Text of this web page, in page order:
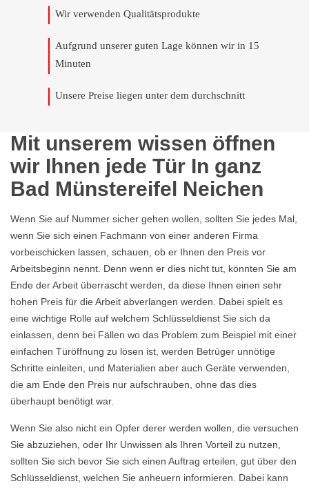
Wir verwenden Qualitätsprodukte
Aufgrund unserer guten Lage können wir in 15
Minuten
Unsere Preise liegen unter dem durchschnitt
Mit unserem wissen öffnen
wir Ihnen jede Tür In ganz
Bad Münstereifel Neichen
Wenn Sie auf Nummer sicher gehen wollen, sollten Sie jedes Mal,
wenn Sie sich einen Fachmann von einer anderen Firma
vorbeischicken lassen, schauen, ob er Ihnen den Preis vor
Arbeitsbeginn nennt. Denn wenn er dies nicht tut, könnten Sie am
Ende der Arbeit überrascht werden, da diese Ihnen einen sehr
hohen Preis für die Arbeit abverlangen werden. Dabei spielt es
eine wichtige Rolle auf welchem Schlüsseldienst Sie sich da
einlassen, denn bei Fällen wo das Problem zum Beispiel mit einer
einfachen Türöffnung zu lösen ist, werden Betrüger unnötige
Schritte einleiten, und Materialien aber auch Geräte verwenden,
die am Ende den Preis nur aufschrauben, ohne das dies
überhaupt benötigt war.
Wenn Sie also nicht ein Opfer derer werden wollen, die versuchen
Sie abzuziehen, oder Ihr Unwissen als Ihren Vorteil zu nutzen,
sollten Sie sich bevor Sie sich einen Auftrag erteilen, gut über den
Schlüsseldienst, welchen Sie anheuern informieren. Dabei kann